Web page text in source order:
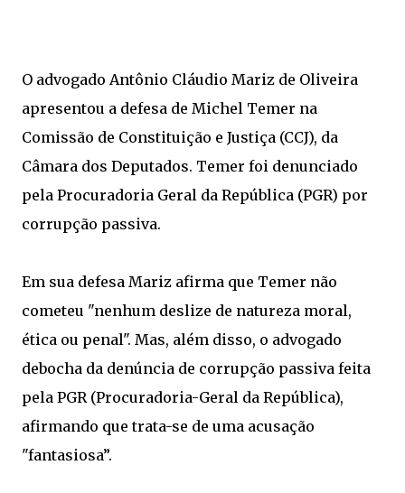
O advogado Antônio Cláudio Mariz de Oliveira
apresentou a defesa de Michel Temer na
Comissão de Constituição e Justiça (CCJ), da
Câmara dos Deputados. Temer foi denunciado
pela Procuradoria Geral da República (PGR) por
corrupção passiva.
Em sua defesa Mariz afirma que Temer não
cometeu "nenhum deslize de natureza moral,
ética ou penal". Mas, além disso, o advogado
debocha da denúncia de corrupção passiva feita
pela PGR (Procuradoria-Geral da República),
afirmando que trata-se de uma acusação
"fantasiosa”.